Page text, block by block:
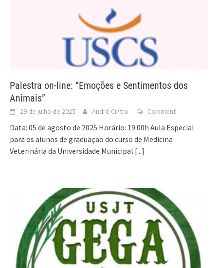
Palestra on-line: “Emoções e Sentimentos dos
Animais”
29 de julho de 2025 André Cintra Comment
Data: 05 de agosto de 2025 Horário: 19:00h Aula Especial
para os alunos de graduação do curso de Medicina
Veterinária da Universidade Municipal [...]